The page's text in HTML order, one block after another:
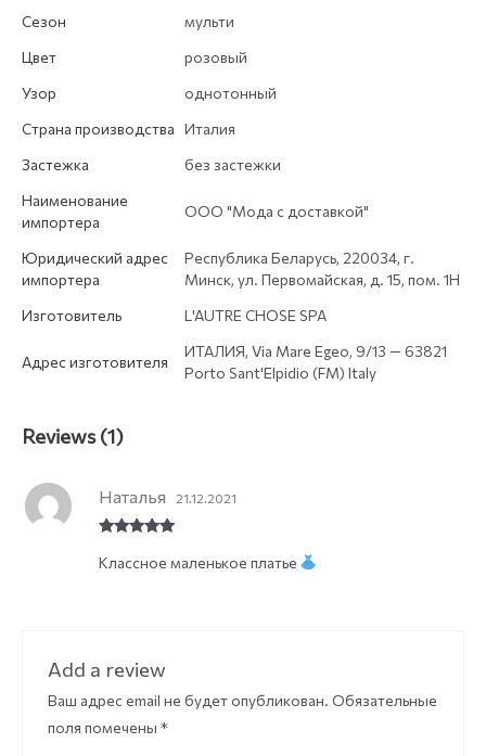
Сезон
мульти
Цвет
розовый
Узор
однотонный
Страна производства Италия
Застежка
без застежки
Наименование
импортера
ООО "Мода с доставкой"
Юридический адрес
импортера
Республика Беларусь, 220034, г.
Минск, ул. Первомайская, д. 15, пом. 1Н
Изготовитель
L'AUTRE CHOSE SPA
Адрес изготовителя
ИТАЛИЯ, Via Mare Egeo, 9/13 — 63821
Porto Sant'Elpidio (FM) Italy
Reviews (1)
of 5
Наталья 21.12.2021
Классное маленькое платье
Add a review
Ваш адрес email не будет опубликован. Обязательные
поля помечены *